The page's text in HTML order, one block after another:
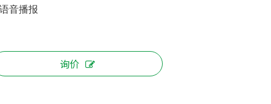
语音播报
询价